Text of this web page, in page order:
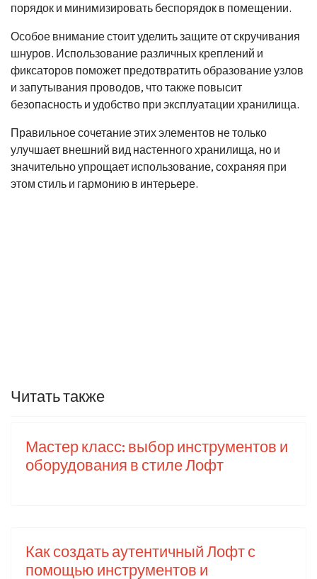
порядок и минимизировать беспорядок в помещении.
Особое внимание стоит уделить защите от скручивания
шнуров. Использование различных креплений и
фиксаторов поможет предотвратить образование узлов
и запутывания проводов, что также повысит
безопасность и удобство при эксплуатации хранилища.
Правильное сочетание этих элементов не только
улучшает внешний вид настенного хранилища, но и
значительно упрощает использование, сохраняя при
этом стиль и гармонию в интерьере.
Читать также
Мастер класс: выбор инструментов и
оборудования в стиле Лофт
Как создать аутентичный Лофт с
помощью инструментов и